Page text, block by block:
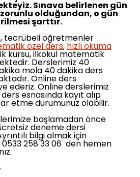
Sınava belirlenen gün
olduğundan, o gün
şarttır.
tecrübeli öğretmenler
özel ders, hızlı okuma
kursu, ilkokul matematik
Derslerimiz 40
mola 40 dakika ders
Online ders
ederiz. Online derslerimiz
esnasında kayıt alıp
etme durumunuz olabilir.
başlamadan önce
deneme dersi
bilgi almak için
0533 258 33 06 den hemen